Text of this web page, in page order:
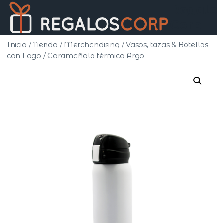
Saltar
contenido
Inicio / Tienda / Merchandising / Vasos, tazas & Botellas
con Logo / Caramañola térmica Argo